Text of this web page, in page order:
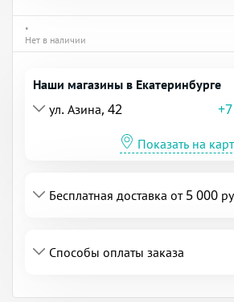
•
Нет в наличии
Наши магазины в Екатеринбурге
ул. Азина, 42
Показать на
Бесплатная доставка от 5 000
Способы оплаты заказа